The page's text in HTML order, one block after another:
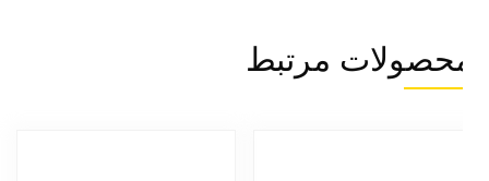
مرتبط